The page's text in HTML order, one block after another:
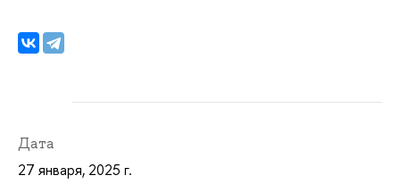
Дата
27 января, 2025 г.